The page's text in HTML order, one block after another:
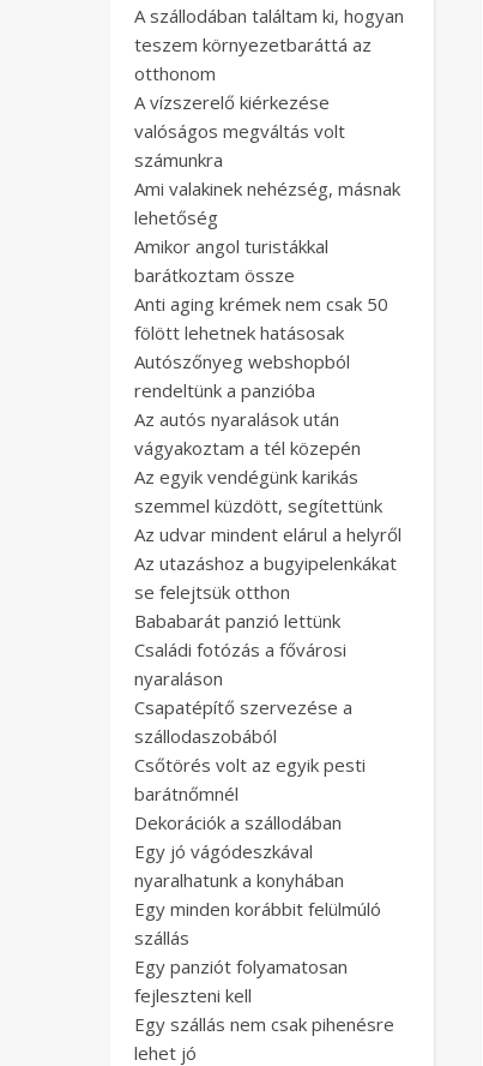
A szállodában találtam ki, hogyan
teszem környezetbaráttá az
otthonom
A vízszerelő kiérkezése
valóságos megváltás volt
számunkra
Ami valakinek nehézség, másnak
lehetőség
Amikor angol turistákkal
barátkoztam össze
Anti aging krémek nem csak 50
fölött lehetnek hatásosak
Autószőnyeg webshopból
rendeltünk a panzióba
Az autós nyaralások után
vágyakoztam a tél közepén
Az egyik vendégünk karikás
szemmel küzdött, segítettünk
Az udvar mindent elárul a helyről
Az utazáshoz a bugyipelenkákat
se felejtsük otthon
Bababarát panzió lettünk
Családi fotózás a fővárosi
nyaraláson
Csapatépítő szervezése a
szállodaszobából
Csőtörés volt az egyik pesti
barátnőmnél
Dekorációk a szállodában
Egy jó vágódeszkával
nyaralhatunk a konyhában
Egy minden korábbit felülmúló
szállás
Egy panziót folyamatosan
fejleszteni kell
Egy szállás nem csak pihenésre
lehet jó